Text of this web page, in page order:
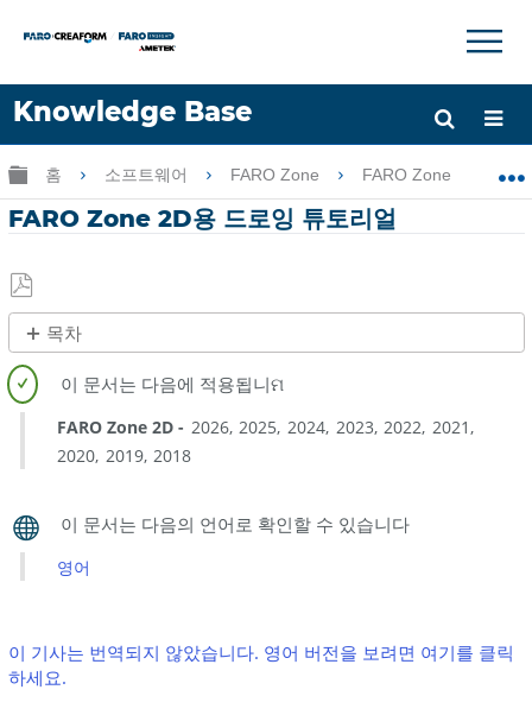
Knowledge Base
언어
도움 받기 로그인
×
글로벌 계층 확장/축소
홈 소프트웨어 FARO Zone FARO Zone
FARO Zone 2D용 드로잉 튜토리얼
PDF
로
저
장
목차
제
목
없
FARO Zone 2D 2026 2025 2024 2023 2022 2021
2020 2019 2018
영어
이 기사는 번역되지 않았습니다. 영어 버전을 보려면 여기를 클릭
하세요.